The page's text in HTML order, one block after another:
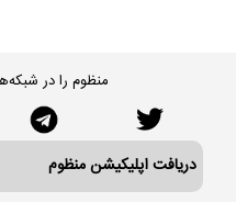
منظوم را در
دریافت اپلیکیشن منظوم